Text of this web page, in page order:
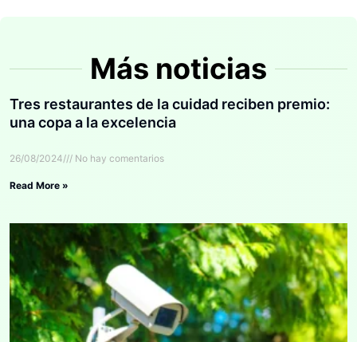
Más noticias
Tres restaurantes de la cuidad reciben premio:
una copa a la excelencia
26/08/2024 No hay comentarios
Read More »